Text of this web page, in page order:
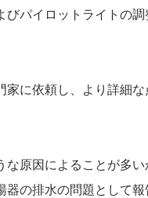
パイロットライトの調
に依頼し、より詳細
原因によることが多い
の排水の問題として報